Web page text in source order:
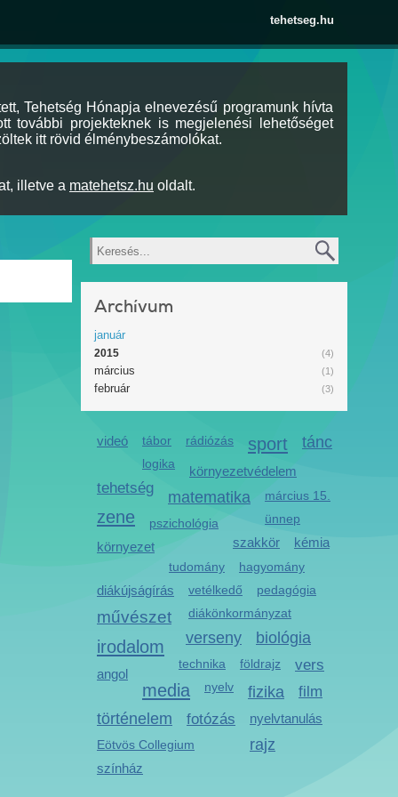
tehetseg.hu
Tehetség Hónapja elnevezésű programunk hívta
további projekteknek is megjelenési lehetőséget
itt rövid élménybeszámolókat.
illetve a matehetsz.hu oldalt.
Keresés
Archívum
január
(4)
2015
(1)
március
(3)
február
videó tábor rádiózás sport
logika környezetvédelem
tehetség
matematika március 15.
zene pszichológia ünnep
szakkör
környezet
tudomány hagyomány
diákújságírás
vetélkedő
diákönkormányzat
tánc
pedagógia
művészet
verseny biológia
kémia
irodalom
technika földrajz vers
angol
media nyelv
fizika
történelem
fotózás
Eötvös Collegium
nyelvtanulás
film
rajz
színház